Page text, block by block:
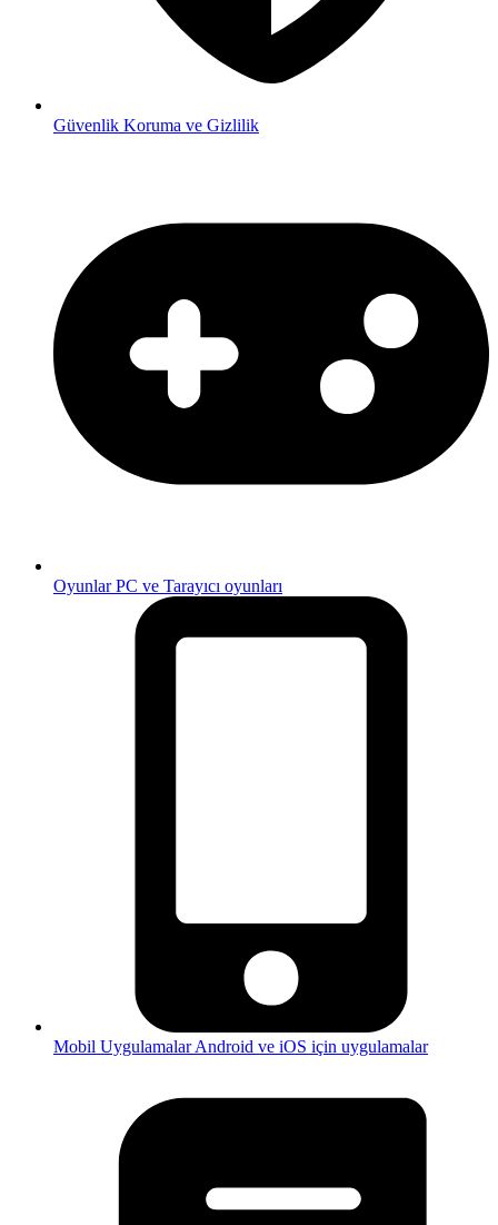
Güvenlik Koruma ve Gizlilik
OyunlarPC ve Tarayıcı oyunları
Mobil UygulamalarAndroid ve iOS için uygulamalar